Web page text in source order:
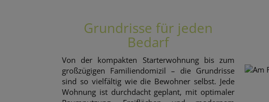
Grundrisse für jeden
Bedarf
Von der kompakten Starterwohnung bis zum
großzügigen Familiendomizil – die Grundrisse
sind so vielfältig wie die Bewohner selbst. Jede
Wohnung ist durchdacht geplant, mit optimaler